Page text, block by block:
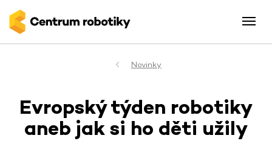
Novinky
Evropský týden robotiky
aneb jak si ho děti užily